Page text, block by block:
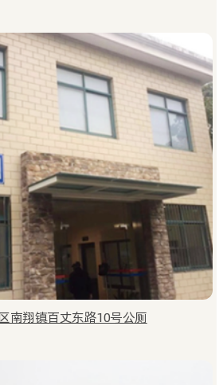
南翔镇百丈东路10号公厕